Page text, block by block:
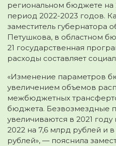
региональном бюджете на
период 2022-2023 годов.
заместитель губернатора
Петушкова, в областном
21 государственная
расходы составляет
«Изменение параметров
увеличением объемов
межбюджетных
бюджета. Безвозмездные
увеличиваются в 2021
2022 на 7,6 млрд рублей и
рублей», — пояснила